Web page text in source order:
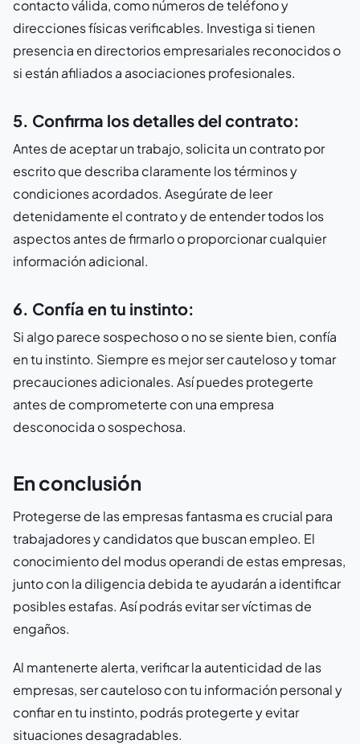
contacto válida, como números de teléfono y
direcciones físicas verificables. Investiga si tienen
presencia en directorios empresariales reconocidos o
si están afiliados a asociaciones profesionales.
5. Confirma los detalles del contrato:
Antes de aceptar un trabajo, solicita un contrato por
escrito que describa claramente los términos y
condiciones acordados. Asegúrate de leer
detenidamente el contrato y de entender todos los
aspectos antes de firmarlo o proporcionar cualquier
información adicional.
6. Confía en tu instinto:
Si algo parece sospechoso o no se siente bien, confía
en tu instinto. Siempre es mejor ser cauteloso y tomar
precauciones adicionales. Así puedes protegerte
antes de comprometerte con una empresa
desconocida o sospechosa.
En conclusión
Protegerse de las empresas fantasma es crucial para
trabajadores y candidatos que buscan empleo. El
conocimiento del modus operandi de estas empresas,
junto con la diligencia debida te ayudarán a identificar
posibles estafas. Así podrás evitar ser víctimas de
engaños.
Al mantenerte alerta, verificar la autenticidad de las
empresas, ser cauteloso con tu información personal y
confiar en tu instinto, podrás protegerte y evitar
situaciones desagradables.